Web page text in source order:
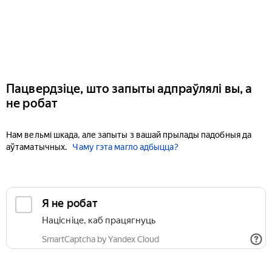
Пацвердзіце, што запыты адпраўлялі вы, а
не робат
Нам вельмі шкада, але запыты з вашай прылады падобныя да
аўтаматычных.
Чаму гэта магло адбыцца?
Я не робат
Націсніце, каб працягнуць
SmartCaptcha by Yandex Cloud